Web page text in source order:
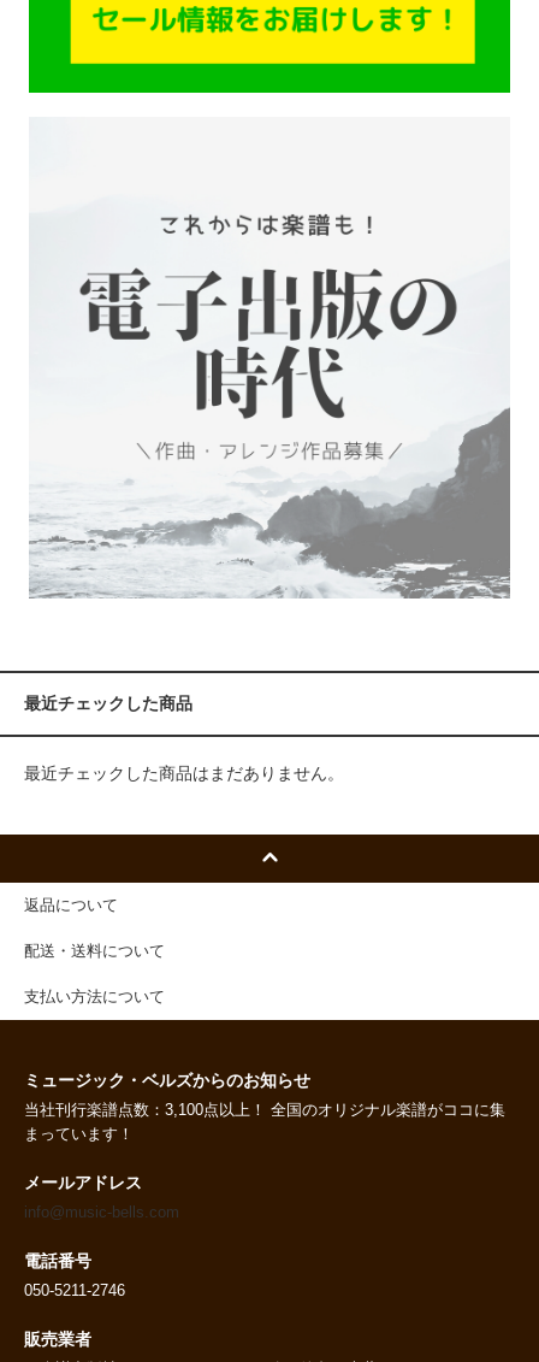
最近チェックした商品
最近チェックした商品はまだありません。
返品について
配送・送料について
支払い方法について
ミュージック・ベルズからのお知らせ
当社刊行楽譜点数：3,100点以上！ 全国のオリジナル楽譜がココに集
まっています！
メールアドレス
info@music-bells.com
電話番号
050-5211-2746
販売業者